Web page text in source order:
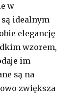
w
idealnym
elegancję
wzorem,
im
są na
zwiększa